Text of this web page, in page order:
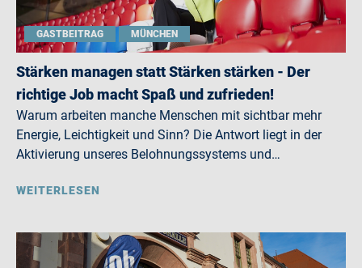
GASTBEITRAG MÜNCHEN
Stärken managen statt Stärken stärken - Der
richtige Job macht Spaß und zufrieden!
Warum arbeiten manche Menschen mit sichtbar mehr
Energie, Leichtigkeit und Sinn? Die Antwort liegt in der
Aktivierung unseres Belohnungssystems und…
WEITERLESEN